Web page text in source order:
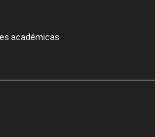
académicas